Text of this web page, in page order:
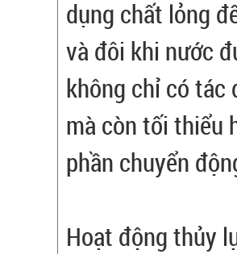
dụng chất lỏng
và đôi khi nước
không chỉ có tác
mà còn tối thiểu
phần chuyển
Hoạt động thủy